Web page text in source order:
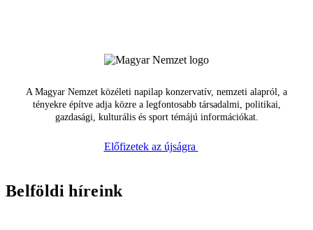
A Magyar Nemzet közéleti napilap konzervatív, nemzeti alapról, a
tényekre építve adja közre a legfontosabb társadalmi, politikai,
gazdasági, kulturális és sport témájú információkat.
Előfizetek az újságra
Belföldi híreink